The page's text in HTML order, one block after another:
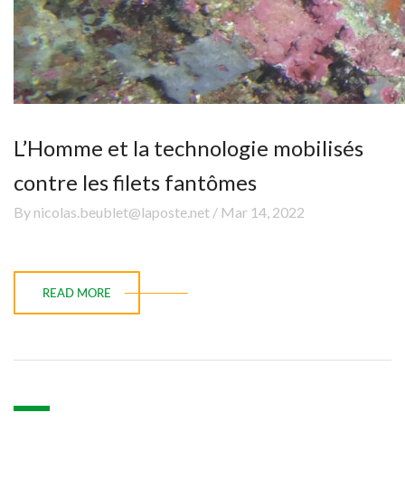
L’Homme et la technologie mobilisés
contre les filets fantômes
By nicolas.beublet@laposte.net / Mar 14, 2022
READ MORE